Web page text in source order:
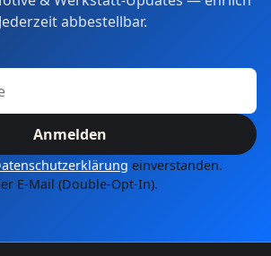
abbestellbar.
Anmelden
einverstanden.
E-Mail (Double-Opt-In).